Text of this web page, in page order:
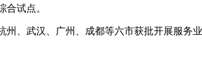
试点。
、武汉、广州、成都等六市获批开展服务